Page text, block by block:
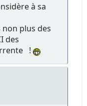
à sa
plus des
des
!